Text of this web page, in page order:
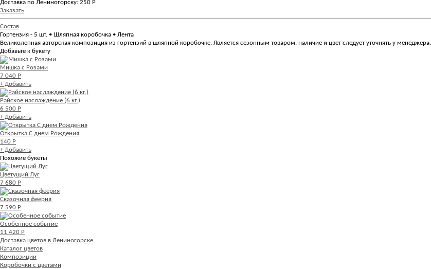
Доставка по Лениногорску: 250 Р
Заказать
Состав
Гортензия - 5 шт. • Шляпная коробочка • Лента
Великолепная авторская композиция из гортензий в шляпной коробочке. Является сезонным товаром, наличие и цвет следует уточнять у менеджера.
Добавьте к букету
Мишка с Розами
7 040 Р
+ Добавить
Райское наслаждение (6 кг.)
6 500 Р
+ Добавить
Открытка С днем Рождения
140 Р
+ Добавить
Похожие букеты
Цветущий Луг
7 680 Р
Сказочная феерия
7 590 Р
Особенное событие
11 420 Р
Доставка цветов в Лениногорске
Каталог цветов
Композиции
Коробочки с цветами